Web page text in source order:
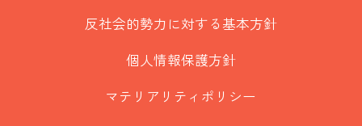
反社会的勢力に対する基本方針
個人情報保護方針
マテリアリティポリシー